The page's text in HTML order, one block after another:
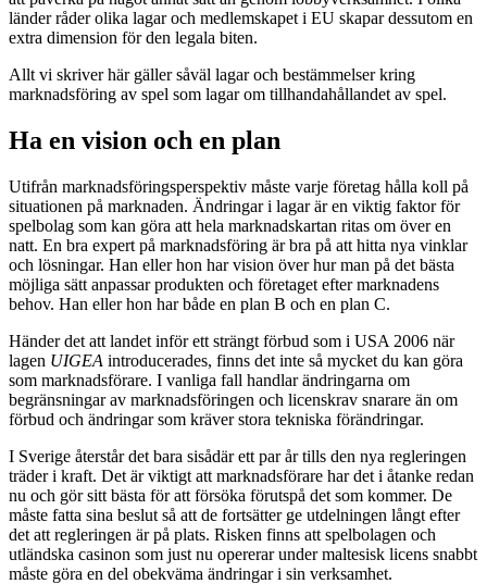
länder råder olika lagar och medlemskapet i EU skapar dessutom en
extra dimension för den legala biten.
Allt vi skriver här gäller såväl lagar och bestämmelser kring
marknadsföring av spel som lagar om tillhandahållandet av spel.
Ha en vision och en plan
Utifrån marknadsföringsperspektiv måste varje företag hålla koll på
situationen på marknaden. Ändringar i lagar är en viktig faktor för
spelbolag som kan göra att hela marknadskartan ritas om över en
natt. En bra expert på marknadsföring är bra på att hitta nya vinklar
och lösningar. Han eller hon har vision över hur man på det bästa
möjliga sätt anpassar produkten och företaget efter marknadens
behov. Han eller hon har både en plan B och en plan C.
Händer det att landet inför ett strängt förbud som i USA 2006 när
lagen UIGEA introducerades, finns det inte så mycket du kan göra
som marknadsförare. I vanliga fall handlar ändringarna om
begränsningar av marknadsföringen och licenskrav snarare än om
förbud och ändringar som kräver stora tekniska förändringar.
I Sverige återstår det bara sisådär ett par år tills den nya regleringen
träder i kraft. Det är viktigt att marknadsförare har det i åtanke redan
nu och gör sitt bästa för att försöka förutspå det som kommer. De
måste fatta sina beslut så att de fortsätter ge utdelningen långt efter
det att regleringen är på plats. Risken finns att spelbolagen och
utländska casinon som just nu opererar under maltesisk licens snabbt
måste göra en del obekväma ändringar i sin verksamhet.